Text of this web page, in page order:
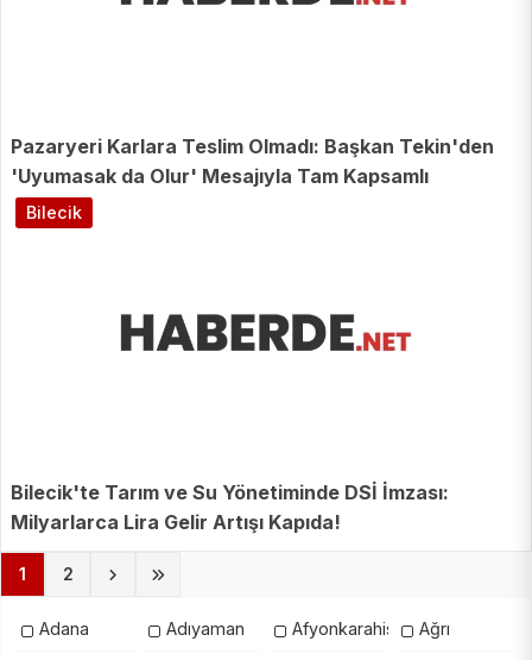
Pazaryeri Karlara Teslim Olmadı: Başkan Tekin'den
'Uyumasak da Olur' Mesajıyla Tam Kapsamlı
Mücadele!
Bilecik'te Tarım ve Su Yönetiminde DSİ İmzası:
Milyarlarca Lira Gelir Artışı Kapıda!
Bilecik
1 (current)
2
Adana Adıyaman Afyonkarahisar Ağrı